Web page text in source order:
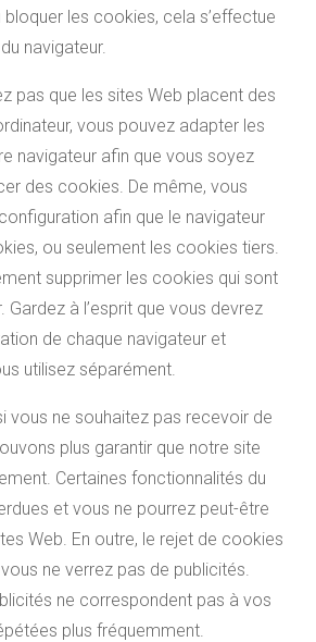
les cookies, cela s’effectue
navigateur.
pas que les sites Web placent des
vous pouvez adapter les
navigateur afin que vous soyez
des cookies. De même, vous
afin que le navigateur
ou seulement les cookies tiers.
supprimer les cookies qui sont
Gardez à l’esprit que vous devrez
de chaque navigateur et
utilisez séparément.
vous ne souhaitez pas recevoir de
plus garantir que notre site
Certaines fonctionnalités du
et vous ne pourrez peut-être
Web. En outre, le rejet de cookies
ne verrez pas de publicités.
ne correspondent pas à vos
plus fréquemment.